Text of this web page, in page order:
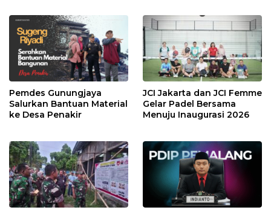
Pemdes Gunungjaya
Salurkan Bantuan Material
ke Desa Penakir
JCI Jakarta dan JCI Femme
Gelar Padel Bersama
Menuju Inaugurasi 2026